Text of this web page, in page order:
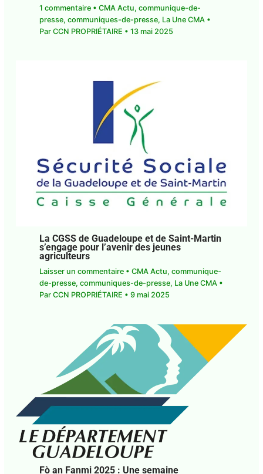
1 commentaire • CMA Actu, communique-de-
presse, communiques-de-presse, La Une CMA •
Par CCN PROPRIÉTAIRE • 13 mai 2025
La CGSS de Guadeloupe et de Saint-Martin
s’engage pour l’avenir des jeunes
agriculteurs
Laisser un commentaire • CMA Actu, communique-
de-presse, communiques-de-presse, La Une CMA •
Par CCN PROPRIÉTAIRE • 9 mai 2025
Fò an Fanmi 2025 : Une semaine